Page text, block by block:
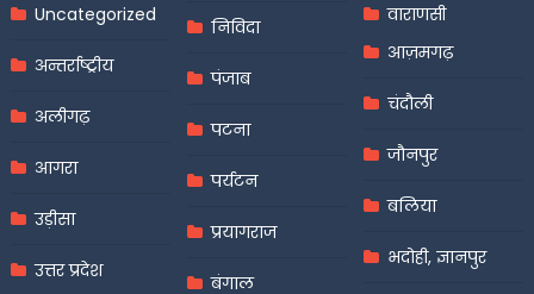
Uncategorized
अन्तर्राष्ट्रीय
अलीगढ़
आगरा
उड़ीसा
उत्तर प्रदेश
निविदा
पंजाब
पटना
पर्यटन
प्रयागराज
बंगाल
वाराणसी
आज़मगढ़
चंदौली
जौनपुर
बलिया
भदोही, ज्ञानपुर